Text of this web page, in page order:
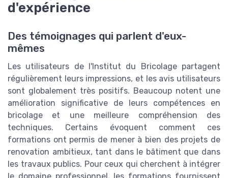
d'expérience
Des témoignages qui parlent d'eux-
mêmes
Les utilisateurs de l'Institut du Bricolage partagent
régulièrement leurs impressions, et les avis utilisateurs
sont globalement très positifs. Beaucoup notent une
amélioration significative de leurs compétences en
bricolage et une meilleure compréhension des
techniques. Certains évoquent comment ces
formations ont permis de mener à bien des projets de
renovation ambitieux, tant dans le bâtiment que dans
les travaux publics. Pour ceux qui cherchent à intégrer